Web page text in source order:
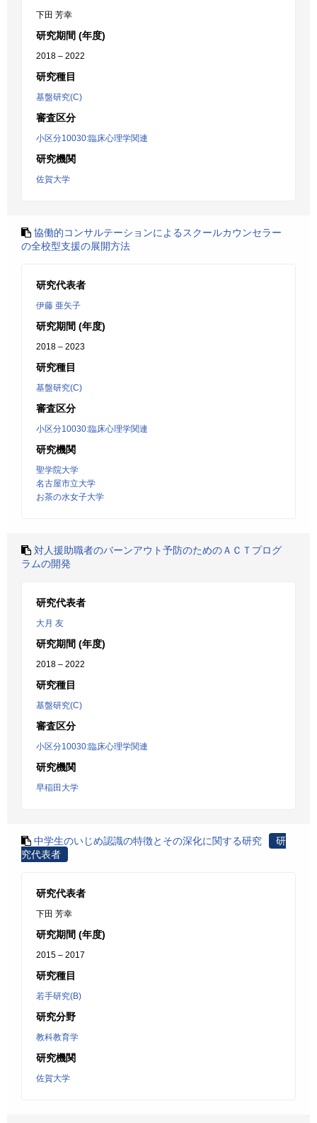
下田 芳幸
研究期間 (年度)
2018 – 2022
研究種目
基盤研究(C)
審査区分
小区分10030:臨床心理学関連
研究機関
佐賀大学
協働的コンサルテーションによるスクールカウンセラー
の全校型支援の展開方法
研究代表者
伊藤 亜矢子
研究期間 (年度)
2018 – 2023
研究種目
基盤研究(C)
審査区分
小区分10030:臨床心理学関連
研究機関
聖学院大学
名古屋市立大学
お茶の水女子大学
対人援助職者のバーンアウト予防のためのＡＣＴプログ
ラムの開発
研究代表者
大月 友
研究期間 (年度)
2018 – 2022
研究種目
基盤研究(C)
審査区分
小区分10030:臨床心理学関連
研究機関
早稲田大学
中学生のいじめ認識の特徴とその深化に関する研究
研
究代表者
研究代表者
下田 芳幸
研究期間 (年度)
2015 – 2017
研究種目
若手研究(B)
研究分野
教科教育学
研究機関
佐賀大学